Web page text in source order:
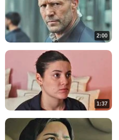
2:00
1:37